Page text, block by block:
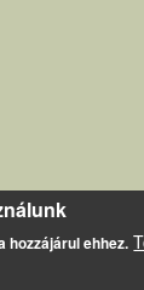
hozzájárul ehhez.